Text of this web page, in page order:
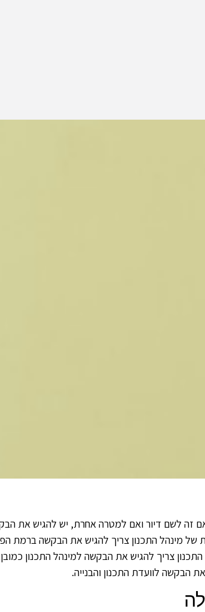
זה לשם דיור ואם למטרה אחרת, יש להגיש את
של מינהל התכנון צריך להגיש את הבקשה ברמת
צריך להגיש את הבקשה למינהל התכנון
הבקשה לוועדת התכנון והבנייה.